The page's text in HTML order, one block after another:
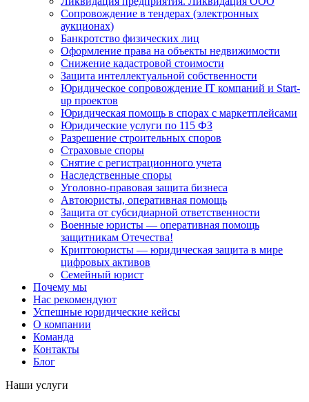
Сопровождение в тендерах (электронных
аукционах)
Банкротство физических лиц
Оформление права на объекты недвижимости
Снижение кадастровой стоимости
Защита интеллектуальной собственности
Юридическое сопровождение IT компаний и Start-
up проектов
Юридическая помощь в спорах с маркетплейсами
Юридические услуги по 115 ФЗ
Разрешение строительных споров
Страховые споры
Снятие с регистрационного учета
Наследственные споры
Уголовно-правовая защита бизнеса
Автоюристы, оперативная помощь
Защита от субсидиарной ответственности
Военные юристы — оперативная помощь
защитникам Отечества!
Криптоюристы — юридическая защита в мире
цифровых активов
Семейный юрист
Почему мы
Нас рекомендуют
Успешные юридические кейсы
О компании
Команда
Контакты
Блог
Наши услуги